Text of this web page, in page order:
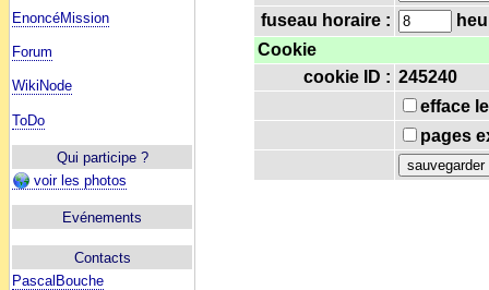
EnoncéMission
Forum
WikiNode
ToDo
Qui participe ?
voir les photos
Evénements
Contacts
PascalBouche
fuseau horaire :
Cookie
cookie ID : 245240
efface
pages